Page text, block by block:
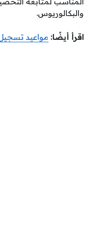
والبكالوريوس.
اقرأ أيضًا: مواعيد